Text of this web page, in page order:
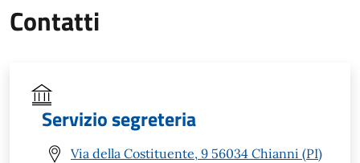
Contatti
Servizio segreteria
Via della Costituente, 9 56034 Chianni (PI)